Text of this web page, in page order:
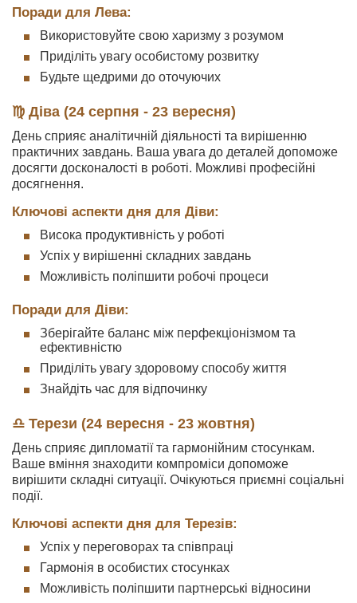
Поради для Лева:
Використовуйте свою харизму з розумом
Приділіть увагу особистому розвитку
Будьте щедрими до оточуючих
♍ Діва (24 серпня - 23 вересня)
День сприяє аналітичній діяльності та вирішенню
практичних завдань. Ваша увага до деталей допоможе
досягти досконалості в роботі. Можливі професійні
досягнення.
Ключові аспекти дня для Діви:
Висока продуктивність у роботі
Успіх у вирішенні складних завдань
Можливість поліпшити робочі процеси
Поради для Діви:
Зберігайте баланс між перфекціонізмом та
ефективністю
Приділіть увагу здоровому способу життя
Знайдіть час для відпочинку
♎ Терези (24 вересня - 23 жовтня)
День сприяє дипломатії та гармонійним стосункам.
Ваше вміння знаходити компроміси допоможе
вирішити складні ситуації. Очікуються приємні соціальні
події.
Ключові аспекти дня для Терезів:
Успіх у переговорах та співпраці
Гармонія в особистих стосунках
Можливість поліпшити партнерські відносини